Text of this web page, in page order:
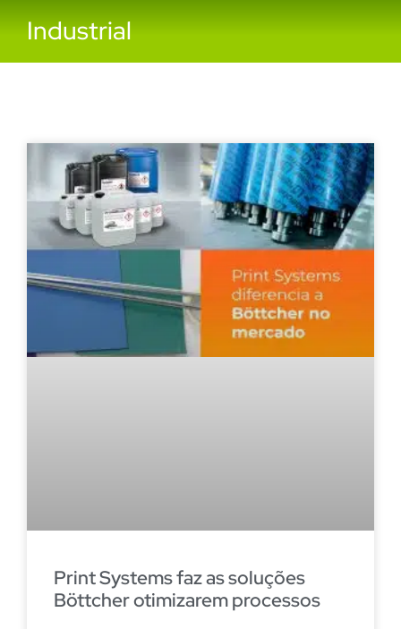
Industrial
Print Systems faz as soluções
Böttcher otimizarem processos